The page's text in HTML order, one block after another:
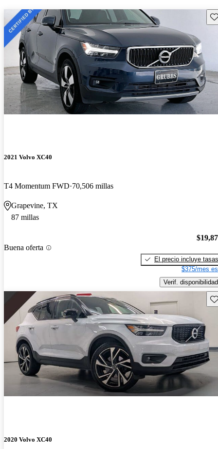
2021 Volvo XC40
T4 Momentum FWD 70,506 millas
Grapevine, TX
87 millas
Buena oferta
El precio incluye tasas
$375/mes
Verif. disponibilidad
2020 Volvo XC40